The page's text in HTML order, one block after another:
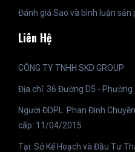
Đánh giá Sao và bình luận sản
Liên Hệ
CÔNG TY TNHH SKD GROUP
Địa chỉ: 36 Đường D5 - Phường
Người ĐDPL: Phan Đình
cấp: 11/04/2015
Tại: Sở Kế Hoạch và Đầu Tư